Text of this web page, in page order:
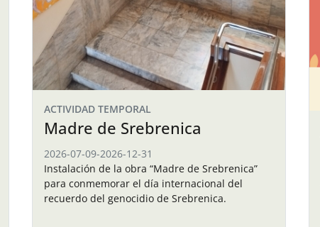
ACTIVIDAD TEMPORAL
Madre de Srebrenica
2026-07-09-2026-12-31
Instalación de la obra “Madre de Srebrenica”
para conmemorar el día internacional del
recuerdo del genocidio de Srebrenica.